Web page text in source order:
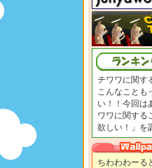
チワワに関す
こんなことも
い！！今回は
ワワに関する
欲しい！」を
ちわわわーる